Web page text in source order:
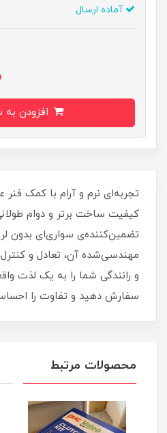
آماده ارسال
تجربه‌ای نرم و آرام با کمک
کیفیت ساخت برتر و دوام
تضمین‌کننده‌ی سواری‌ای بدون
مهندسی‌شده آن، تعادل و
و رانندگی شما را به یک لذت
سفارش دهید و تفاوت را
محصولات مرتبط